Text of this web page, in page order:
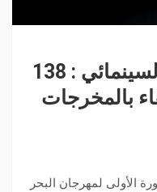
مهرجان البحر الأحمر السينمائي : 138
واحتفاء بالمخرجات
الأولى لمهرجان البحر